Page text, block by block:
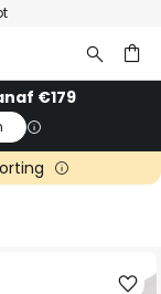
€179